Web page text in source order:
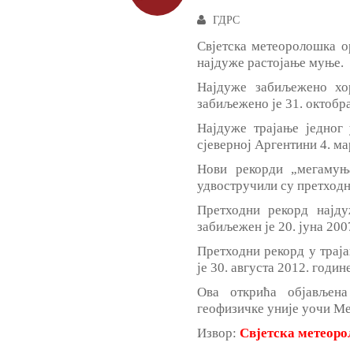
ГДРС
Свјетска метеоролошка
најдуже растојање муње.
Најдуже забиљежено
забиљежено је 31.
Најдуже трајање
сјеверној Аргентини 4.
Нови рекорди
удвостручили су
Претходни рекорд
забиљежен је 20. јуна
Претходни рекорд у
је 30. августа 2012.
Ова открића
геофизичке уније уочи
Извор: Свјетска